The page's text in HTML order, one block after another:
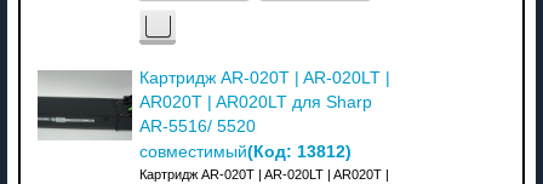
Картридж AR-020T | AR-020LT |
AR020T | AR020LT для Sharp
AR-5516/ 5520
совместимый(Код: 13812)
Картридж AR-020T | AR-020LT | AR020T |